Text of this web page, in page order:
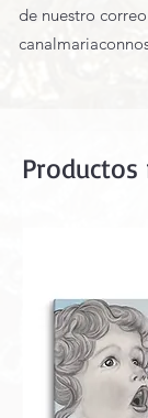
de nuestro
Productos